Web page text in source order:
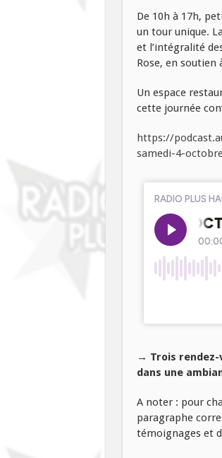
De 10h à 17h,
un tour unique.
et l’intégralité
Rose, en soutien
Un espace
cette journée
https://
samedi-4-
→ Trois
dans une
A noter : pour
paragraphe
témoignages et